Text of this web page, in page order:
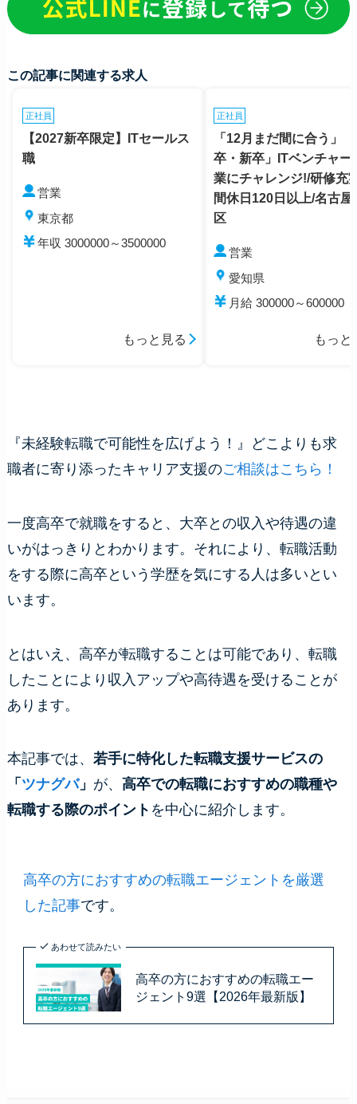
この記事に関連する求人
正社員
【2027新卒限定】ITセールス
職
営業
東京都
年収 3000000～3500000
もっと見る
正社員
「12月まだ間に合う」
卒・新卒」ITベンチャー
業にチャレンジ!/研修充
間休日120日以上/名古屋
区
営業
愛知県
月給 300000～600000
もっと
『未経験転職で可能性を広げよう！』どこよりも求
職者に寄り添ったキャリア支援のご相談はこちら！
一度高卒で就職をすると、大卒との収入や待遇の違
いがはっきりとわかります。それにより、転職活動
をする際に高卒という学歴を気にする人は多いとい
います。
とはいえ、高卒が転職することは可能であり、転職
したことにより収入アップや高待遇を受けることが
あります。
本記事では、 若手に特化した転職支援サービスの
「 ツナグバ」 が、 高卒での転職におすすめの職種や
転職する際のポイント を中心に紹介します。
高卒の方におすすめの転職エージェントを厳選
した記事です。
あわせて読みたい
高卒の方におすすめの転職エー
ジェント9選【2026年最新版】